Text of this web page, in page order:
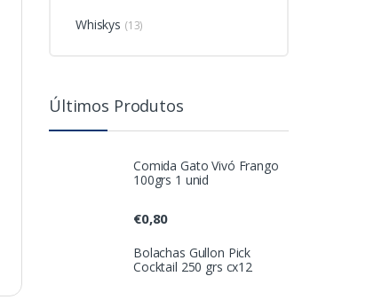
Whiskys (13)
Últimos Produtos
Comida Gato Vivó Frango
100grs 1 unid
€0,80
Bolachas Gullon Pick
Cocktail 250 grs cx12